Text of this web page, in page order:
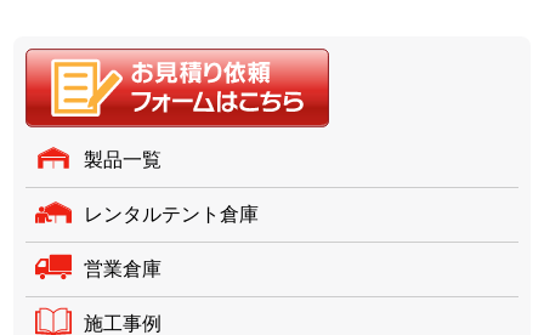
製品一覧
レンタルテント倉庫
営業倉庫
施工事例